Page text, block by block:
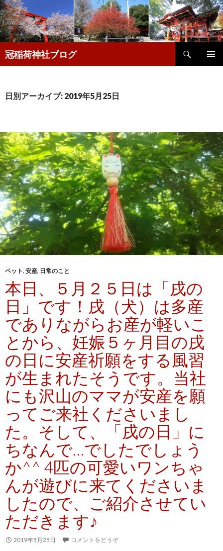
冠稲荷神社ブログ
索
ン
動
日別アーカイブ: 2019年5月25日
ペット, 安産, 日常のこと
本日、５月２５日は「戌の
日」です！戌（犬）は多産
でありながらお産が軽いこ
とから、妊娠５ヶ月目の戌
の日に安産祈願をする風習
が生まれたそうです。当社
にも沢山のママが安産を願
ってご来社くださいまし
た。そして、「戌の日」に
ちなんで…でしたでしょう
か^^ 4匹の可愛いワンちゃ
んが遊びに来てくださいま
したので、ご紹介させてい
ただきます♪
2019年5月25日 コメントをどうぞ